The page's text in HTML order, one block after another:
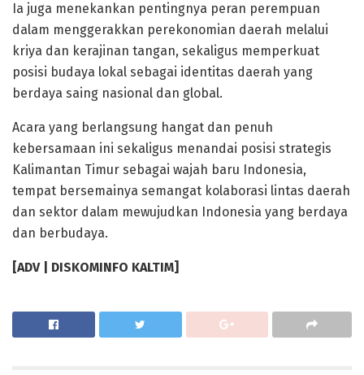
Ia juga menekankan pentingnya peran perempuan
dalam menggerakkan perekonomian daerah melalui
kriya dan kerajinan tangan, sekaligus memperkuat
posisi budaya lokal sebagai identitas daerah yang
berdaya saing nasional dan global.
Acara yang berlangsung hangat dan penuh
kebersamaan ini sekaligus menandai posisi strategis
Kalimantan Timur sebagai wajah baru Indonesia,
tempat bersemainya semangat kolaborasi lintas daerah
dan sektor dalam mewujudkan Indonesia yang berdaya
dan berbudaya.
[ADV | DISKOMINFO KALTIM]